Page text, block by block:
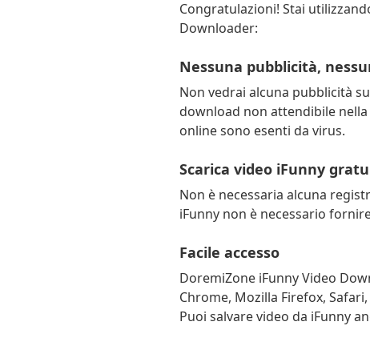
Congratulazioni! Stai
Downloader:
Nessuna pubblicità,
Non vedrai alcuna pubblicità
download non attendibile
online sono esenti da virus.
Scarica video iFunny
Non è necessaria alcuna
iFunny non è necessario
Facile accesso
DoremiZone iFunny Video
Chrome, Mozilla Firefox,
Puoi salvare video da iFunny